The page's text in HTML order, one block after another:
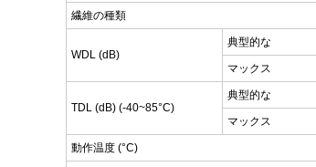
繊維の種類
WDL (dB)
典型的な
マックス
TDL (dB) (-40~85°C)
典型的な
マックス
動作温度 (°C)